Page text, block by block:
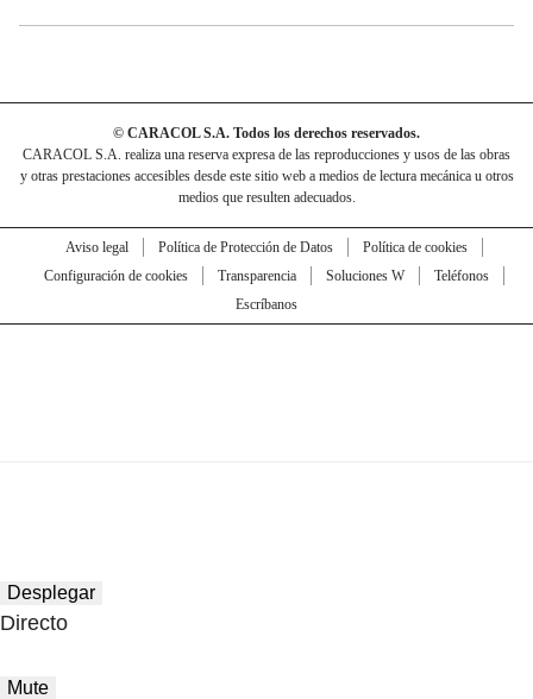
© CARACOL S.A. Todos los derechos reservados.
CARACOL S.A. realiza una reserva expresa de las reproducciones y usos de las obras
y otras prestaciones accesibles desde este sitio web a medios de lectura mecánica u otros
medios que resulten adecuados.
Aviso legal Política de Protección de Datos
Política de cookies
Configuración de cookies
Transparencia Soluciones W
Teléfonos
Escríbanos
Desplegar
Directo
Mute